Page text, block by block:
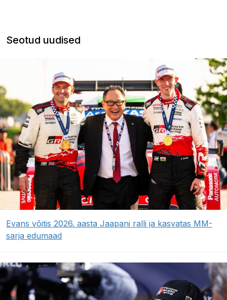
Seotud uudised
Evans võitis 2026. aasta Jaapani ralli ja kasvatas MM-
sarja edumaad